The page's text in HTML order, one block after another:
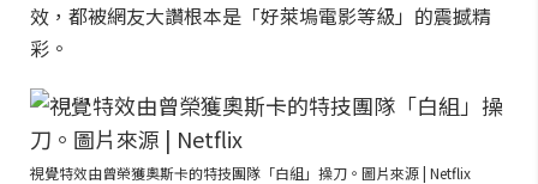
效，都被網友大讚根本是「好萊塢電影等級」的震撼精
彩。
視覺特效由曾榮獲奧斯卡的特技團隊「白組」操刀。圖片來源 | Netflix